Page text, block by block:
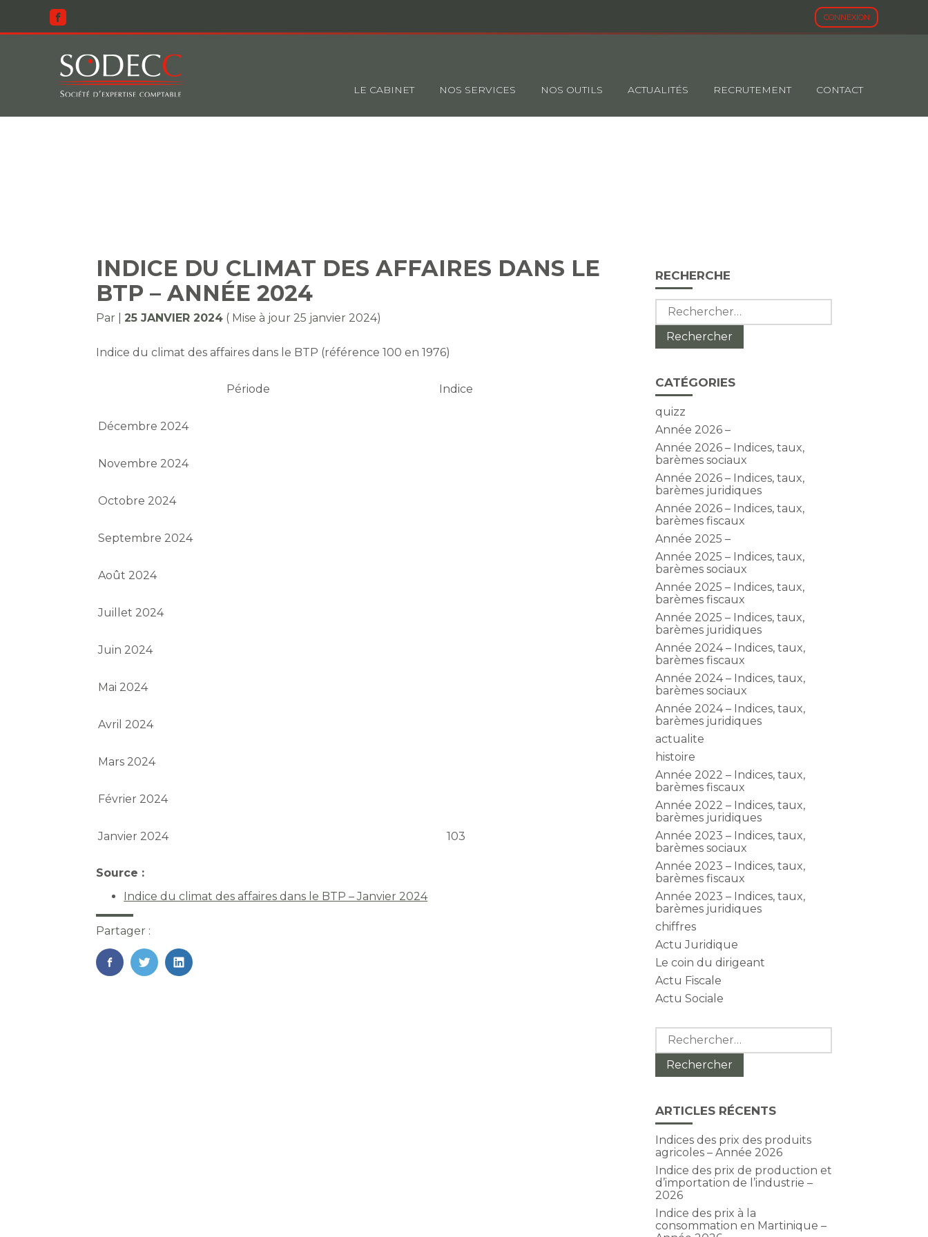
CONNEXION
au
Principal
LE CABINET NOS SERVICES NOS OUTILS ACTUALITÉS RECRUTEMENT CONTACT
INDICE DU CLIMAT DES AFFAIRES DANS LE
BTP – ANNÉE 2024
Par |25 JANVIER 2024 ( Mise à jour 25 janvier 2024)
Indice du climat des affaires dans le BTP (référence 100 en 1976)
Période Indice
Décembre 2024
Novembre 2024
Octobre 2024
Septembre 2024
Août 2024
Juillet 2024
Juin 2024
Mai 2024
Avril 2024
Mars 2024
Février 2024
Janvier 2024 103
Source :
Indice du climat des affaires dans le BTP – Janvier 2024
Partager :
FaceBook
TwitterLinkedIn
Blog
sidebar
RECHERCHE
Rechercher :
CATÉGORIES
quizz
Année 2026 –
Année 2026 – Indices, taux,
barèmes sociaux
Année 2026 – Indices, taux,
barèmes juridiques
Année 2026 – Indices, taux,
barèmes fiscaux
Année 2025 –
Année 2025 – Indices, taux,
barèmes sociaux
Année 2025 – Indices, taux,
barèmes fiscaux
Année 2025 – Indices, taux,
barèmes juridiques
Année 2024 – Indices, taux,
barèmes fiscaux
Année 2024 – Indices, taux,
barèmes sociaux
Année 2024 – Indices, taux,
barèmes juridiques
actualite
histoire
Année 2022 – Indices, taux,
barèmes fiscaux
Année 2022 – Indices, taux,
barèmes juridiques
Année 2023 – Indices, taux,
barèmes sociaux
Année 2023 – Indices, taux,
barèmes fiscaux
Année 2023 – Indices, taux,
barèmes juridiques
chiffres
Actu Juridique
Le coin du dirigeant
Actu Fiscale
Actu Sociale
Rechercher :
ARTICLES RÉCENTS
Indices des prix des produits
agricoles – Année 2026
Indice des prix de production et
d’importation de l’industrie –
2026
Indice des prix à la
consommation en Martinique –